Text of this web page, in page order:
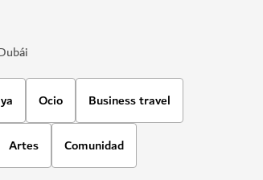
Ocio Business travel
Artes Comunidad